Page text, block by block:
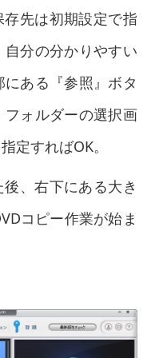
先は初期設定で指
分の分かりやすい
ある『参照』ボタ
ォルダーの選択画
定すればOK。
、右下にある大き
コピー作業が始ま